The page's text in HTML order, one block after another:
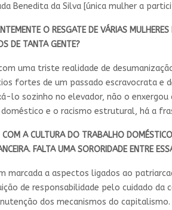
Benedita da Silva [única mulher a
O RESGATE DE VÁRIAS
DE TANTA GENTE?
uma triste realidade de
fortes de um passado escravocrata e
lo sozinho no elevador, não o
e o racismo estrutural, há a
A CULTURA DO TRABALHO
FALTA UMA SORORIDADE ENTRE
marcada a aspectos ligados ao
de responsabilidade pelo cuidado
dos mecanismos do capitalismo.